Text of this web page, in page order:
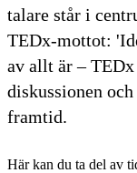
talare står i
TEDx-mottot:
av allt är –
diskussionen
framtid.
Här kan du ta del av